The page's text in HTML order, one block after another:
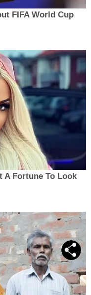
FIFA World Cup
A Fortune To Look